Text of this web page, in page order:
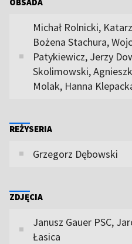
Michał Rolnicki,
Bożena Stachura,
Patykiewicz, Jerzy
Skolimowski,
Molak, Hanna
REŻYSERIA
Grzegorz Dębowski
ZDJĘCIA
Janusz Gauer PSC,
Łasica